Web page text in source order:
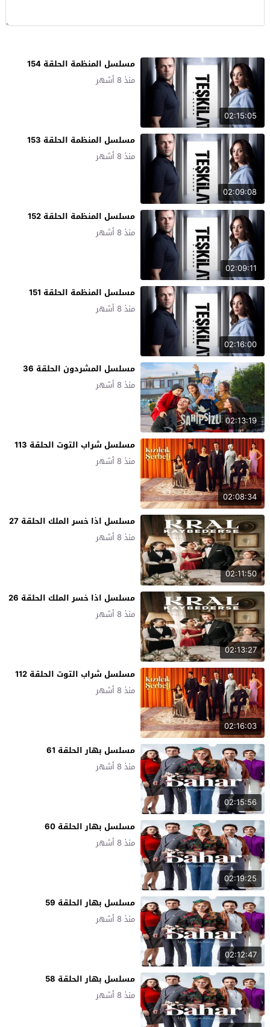
02:15:05
مسلسل المنظمة الحلقة 154
منذ 8 أشهر
02:09:08
مسلسل المنظمة الحلقة 153
منذ 8 أشهر
02:09:11
مسلسل المنظمة الحلقة 152
منذ 8 أشهر
02:16:00
مسلسل المنظمة الحلقة 151
منذ 8 أشهر
02:13:19
مسلسل المشردون الحلقة 36
منذ 8 أشهر
02:08:34
مسلسل شراب التوت الحلقة 113
منذ 8 أشهر
02:11:50
مسلسل اذا خسر الملك الحلقة 27
منذ 8 أشهر
02:13:27
مسلسل اذا خسر الملك الحلقة 26
منذ 8 أشهر
02:16:03
مسلسل شراب التوت الحلقة 112
منذ 8 أشهر
02:15:56
مسلسل بهار الحلقة 61
منذ 8 أشهر
02:19:25
مسلسل بهار الحلقة 60
منذ 8 أشهر
02:12:47
مسلسل بهار الحلقة 59
منذ 8 أشهر
مسلسل بهار الحلقة 58
منذ 8 أشهر